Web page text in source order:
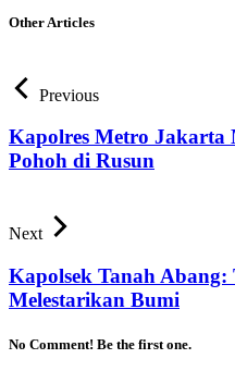
Other Articles
Previous
Kapolres Metro Jakarta
Pohoh di Rusun
Next
Kapolsek Tanah
Melestarikan Bumi
No Comment! Be the first one.